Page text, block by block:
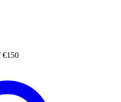
€150